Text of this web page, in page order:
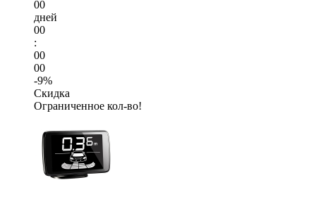
00
дней
00
:
00
00
-9%
Скидка
Ограниченное кол-во!